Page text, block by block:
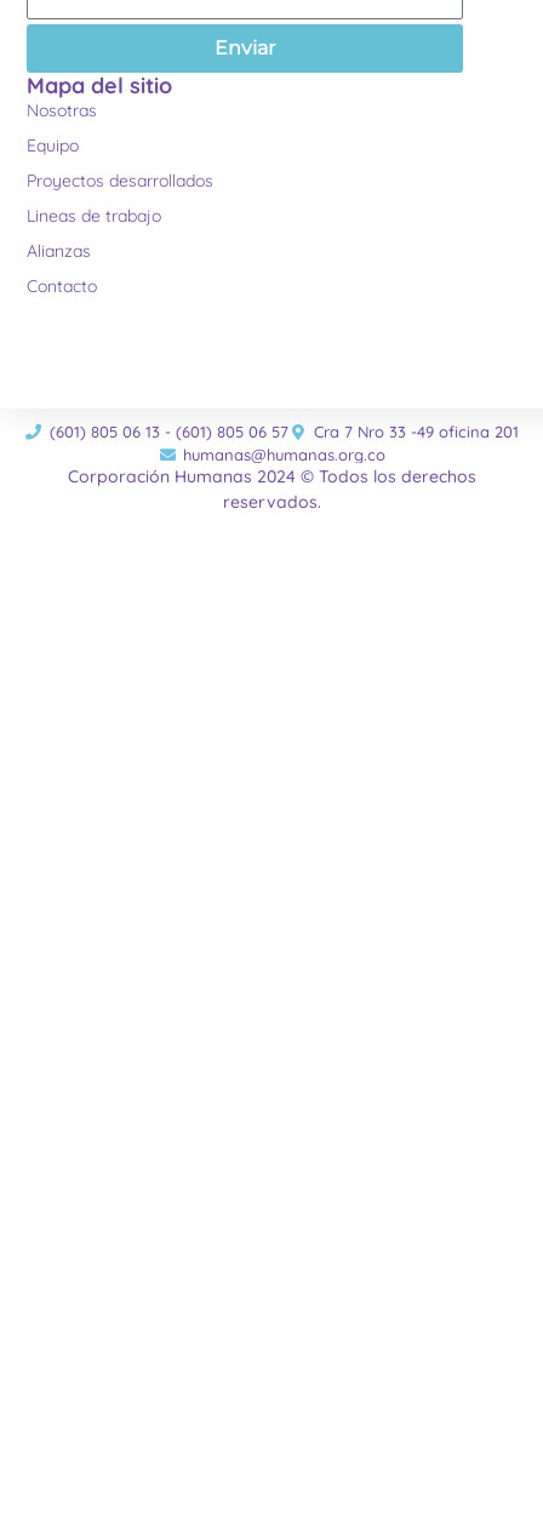
Enviar
Mapa del sitio
Nosotras
Equipo
Proyectos desarrollados
Lineas de trabajo
Alianzas
Contacto
(601) 805 06 13 - (601) 805 06 57
Cra 7 Nro 33 -49 oficina 201
humanas@humanas.org.co
Corporación Humanas 2024 © Todos los derechos
reservados.